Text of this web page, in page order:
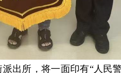
出所，将一面印有“人民